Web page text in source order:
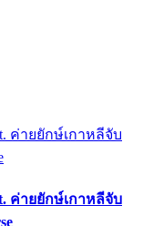
ค่ายยักษ์เกาหลีจับ